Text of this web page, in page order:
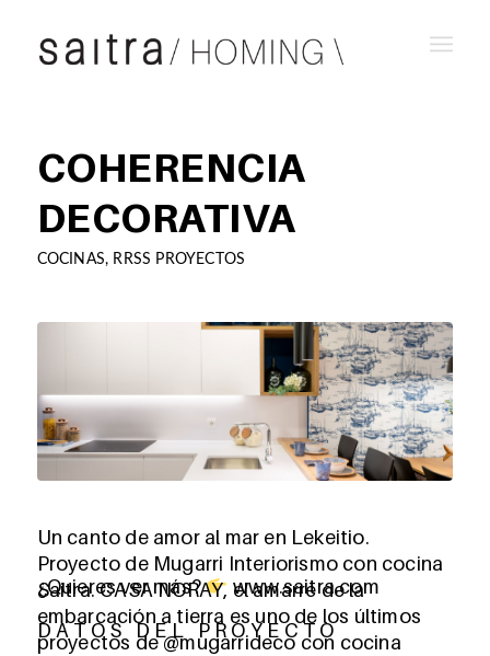
COHERENCIA
DECORATIVA
COCINAS, RRSS PROYECTOS
Un canto de amor al mar en Lekeitio.
Proyecto de Mugarri Interiorismo con cocina
Saitra. CASA NORAY, el amarre de la
embarcación a tierra es uno de los últimos
proyectos de @mugarrideco con cocina
¿Quieres ver más?
www.saitra.com
D A T O S D E L P R O Y E C T O